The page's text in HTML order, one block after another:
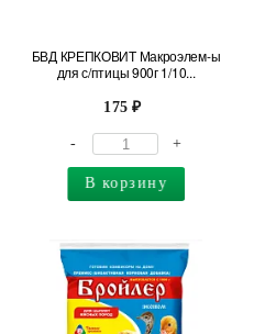
БВД КРЕПКОВИТ Макроэлем-ы
для с/птицы 900г 1/10...
175
- +
В корзину